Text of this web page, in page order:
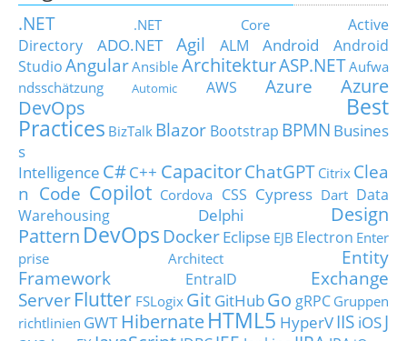
.NET .NET Core
Active
Directory
ADO.NET Agil ALM Android
Android
StudioAngularAnsible ArchitekturASP.NETAufwa
ndsschätzung
Automic AWS Azure
Azure
DevOps
Best
Practices BizTalk Blazor Bootstrap BPMN Busines
s
Intelligence C#C++ CapacitorChatGPT Citrix Clea
n Code Copilot Cordova CSS Cypress Dart Data
Warehousing
Delphi
Design
Pattern DevOps DockerEclipse EJB Electron Enter
prise Architect
Entity
Framework
EntraID
Exchange
Server Flutter FSLogix Git GitHubGo gRPC Gruppen
richtlinien GWT HibernateHTML5 HyperVIIS iOSJ